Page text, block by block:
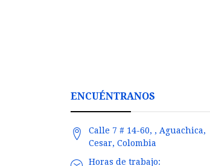
ENCUÉNTRANOS
Calle 7 # 14-60, , Aguachica,
Cesar, Colombia
Horas de trabajo: